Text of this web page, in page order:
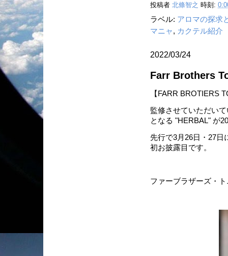
投稿者 北條智之 時刻:
ラベル: アロマの探求
マニャ, カクテル紹介
2022/03/24
Farr Brothers
【FARR BROTIERS
監修させていただい
となる "HERBAL" が
先行で3月26日・27日
初お披露目です。
ファーブラザーズ・